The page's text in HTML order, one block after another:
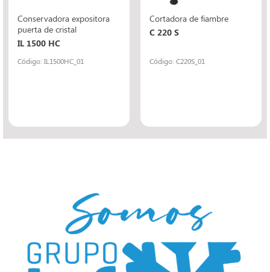
Conservadora expositora
puerta de cristal
IL 1500 HC
Código: IL1500HC_01
Cortadora de fiambre
C 220 S
Código: C220S_01